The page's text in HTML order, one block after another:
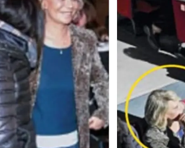
Viaggi e Turismo
Festività